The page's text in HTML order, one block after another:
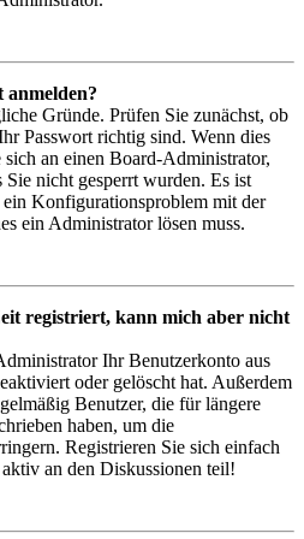
Gründe. Prüfen Sie zunächst, ob
Passwort richtig sind. Wenn dies
an einen Board-Administrator,
Sie nicht gesperrt wurden. Es ist
ein Konfigurationsproblem mit der
ein Administrator lösen muss.
registriert, kann mich aber nicht
Ihr Benutzerkonto aus
oder gelöscht hat. Außerdem
Benutzer, die für längere
haben, um die
Registrieren Sie sich einfach
an den Diskussionen teil!